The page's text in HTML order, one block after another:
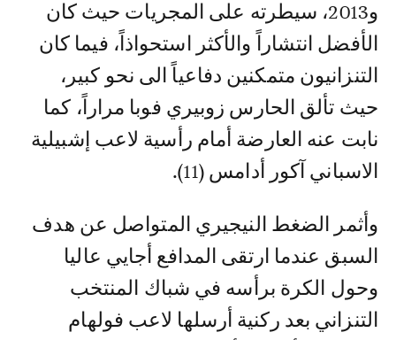
و2013، سيطرته على المجريات حيث كان
الأفضل انتشاراً والأكثر استحواذاً، فيما كان
التنزانيون متمكنين دفاعياً الى نحو كبير،
حيث تألق الحارس زوبيري فوبا مراراً، كما
نابت عنه العارضة أمام رأسية لاعب إشبيلية
الاسباني آكور أدامس (11).
وأثمر الضغط النيجيري المتواصل عن هدف
السبق عندما ارتقى المدافع أجايي عاليا
وحول الكرة برأسه في شباك المنتخب
التنزاني بعد ركنية أرسلها لاعب فولهام